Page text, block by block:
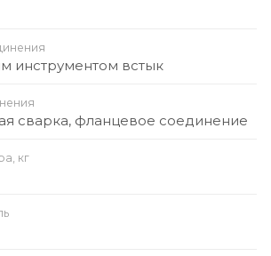
инструментом встык
сварка, фланцевое соединение
кг